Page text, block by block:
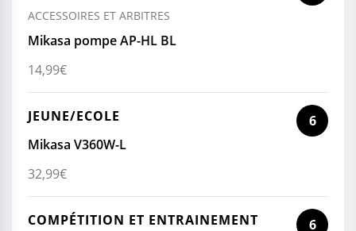
ACCESSOIRES ET ARBITRES
Mikasa pompe AP-HL BL
14,99€
JEUNE/ECOLE
6
Mikasa V360W-L
32,99€
COMPÉTITION ET ENTRAINEMENT
6